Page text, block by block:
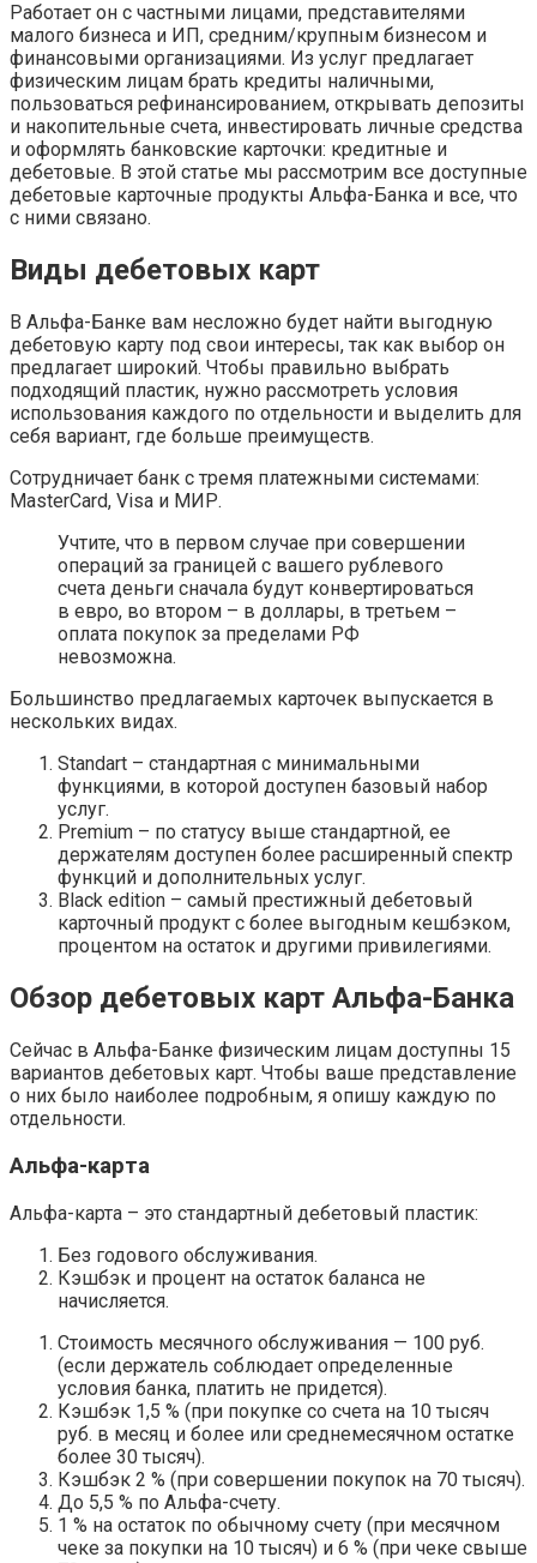
Работает он с частными лицами, представителями
малого бизнеса и ИП, средним/крупным бизнесом и
финансовыми организациями. Из услуг предлагает
физическим лицам брать кредиты наличными,
пользоваться рефинансированием, открывать депозиты
и накопительные счета, инвестировать личные средства
и оформлять банковские карточки: кредитные и
дебетовые. В этой статье мы рассмотрим все доступные
дебетовые карточные продукты Альфа-Банка и все, что
с ними связано.
Виды дебетовых карт
В Альфа-Банке вам несложно будет найти выгодную
дебетовую карту под свои интересы, так как выбор он
предлагает широкий. Чтобы правильно выбрать
подходящий пластик, нужно рассмотреть условия
использования каждого по отдельности и выделить для
себя вариант, где больше преимуществ.
Сотрудничает банк с тремя платежными системами:
MasterCard, Visa и МИР.
Учтите, что в первом случае при совершении
операций за границей с вашего рублевого
счета деньги сначала будут конвертироваться
в евро, во втором – в доллары, в третьем –
оплата покупок за пределами РФ
невозможна.
Большинство предлагаемых карточек выпускается в
нескольких видах.
Standart – стандартная с минимальными
функциями, в которой доступен базовый набор
услуг.
Premium – по статусу выше стандартной, ее
держателям доступен более расширенный спектр
функций и дополнительных услуг.
Black edition – самый престижный дебетовый
карточный продукт с более выгодным кешбэком,
процентом на остаток и другими привилегиями.
Обзор дебетовых карт Альфа-Банка
Сейчас в Альфа-Банке физическим лицам доступны 15
вариантов дебетовых карт. Чтобы ваше представление
о них было наиболее подробным, я опишу каждую по
отдельности.
Альфа-карта
Альфа-карта – это стандартный дебетовый пластик:
Без годового обслуживания.
Кэшбэк и процент на остаток баланса не
начисляется.
Стоимость месячного обслуживания — 100 руб.
(если держатель соблюдает определенные
условия банка, платить не придется).
Кэшбэк 1,5 % (при покупке со счета на 10 тысяч
руб. в месяц и более или среднемесячном остатке
более 30 тысяч).
Кэшбэк 2 % (при совершении покупок на 70 тысяч).
До 5,5 % по Альфа-счету.
1 % на остаток по обычному счету (при месячном
чеке за покупки на 10 тысяч) и 6 % (при чеке свыше